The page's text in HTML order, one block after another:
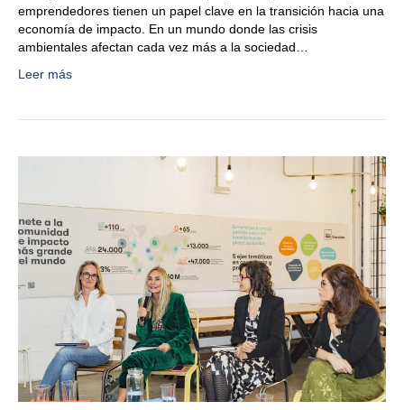
emprendedores tienen un papel clave en la transición hacia una
economía de impacto. En un mundo donde las crisis
ambientales afectan cada vez más a la sociedad…
Leer más